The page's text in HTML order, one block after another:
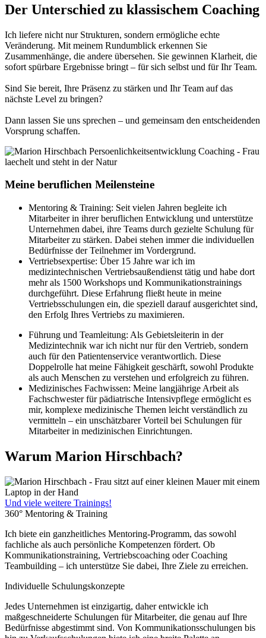
Der Unterschied zu klassischem Coaching
Ich liefere nicht nur Strukturen, sondern ermögliche echte
Veränderung. Mit meinem Rundumblick erkennen Sie
Zusammenhänge, die andere übersehen. Sie gewinnen Klarheit, die
sofort spürbare Ergebnisse bringt – für sich selbst und für Ihr Team.
Sind Sie bereit, Ihre Präsenz zu stärken und Ihr Team auf das
nächste Level zu bringen?
Dann lassen Sie uns sprechen – und gemeinsam den entscheidenden
Vorsprung schaffen.
Meine beruflichen Meilensteine
Mentoring & Training: Seit vielen Jahren begleite ich
Mitarbeiter in ihrer beruflichen Entwicklung und unterstütze
Unternehmen dabei, ihre Teams durch gezielte Schulung für
Mitarbeiter zu stärken. Dabei stehen immer die individuellen
Bedürfnisse der Teilnehmer im Vordergrund.
Vertriebsexpertise: Über 15 Jahre war ich im
medizintechnischen Vertriebsaußendienst tätig und habe dort
mehr als 1500 Workshops und Kommunikationstrainings
durchgeführt. Diese Erfahrung fließt heute in meine
Vertriebsschulungen ein, die speziell darauf ausgerichtet sind,
den Erfolg Ihres Vertriebs zu maximieren.
Führung und Teamleitung: Als Gebietsleiterin in der
Medizintechnik war ich nicht nur für den Vertrieb, sondern
auch für den Patientenservice verantwortlich. Diese
Doppelrolle hat meine Fähigkeit geschärft, sowohl Produkte
als auch Menschen zu verstehen und erfolgreich zu führen.
Medizinisches Fachwissen: Meine langjährige Arbeit als
Fachschwester für pädiatrische Intensivpflege ermöglicht es
mir, komplexe medizinische Themen leicht verständlich zu
vermitteln – ein unschätzbarer Vorteil bei Schulungen für
Mitarbeiter in medizinischen Einrichtungen.
Warum Marion Hirschbach?
Und viele weitere Trainings!
360° Mentoring & Training
Ich biete ein ganzheitliches Mentoring-Programm, das sowohl
fachliche als auch persönliche Kompetenzen fördert. Ob
Kommunikationstraining, Vertriebscoaching oder Coaching
Teambuilding – ich unterstütze Sie dabei, Ihre Ziele zu erreichen.
Individuelle Schulungskonzepte
Jedes Unternehmen ist einzigartig, daher entwickle ich
maßgeschneiderte Schulungen für Mitarbeiter, die genau auf Ihre
Bedürfnisse abgestimmt sind. Von Kommunikationsschulungen bis